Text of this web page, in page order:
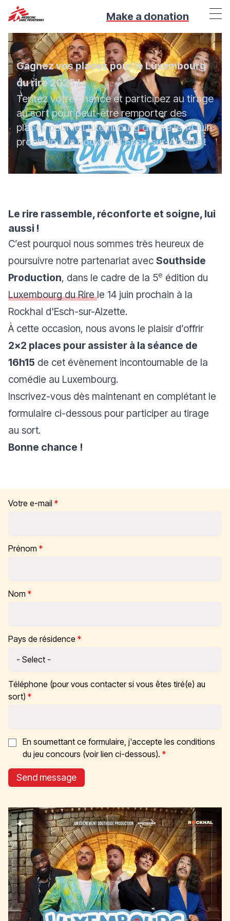
Make a donation
Gagnez vos places pour le Luxembourg
du rire 2025 !
Tentez votre chance et participez au tirage
au sort pour peut-être remporter des
places pour le Luxembourg du rire le 14 juin
prochain à la Rockhal d'Esch-sur-Alzette !
Le rire rassemble, réconforte et soigne, lui
aussi !
C’est pourquoi nous sommes très heureux de
poursuivre notre partenariat avec Southside
Production, dans le cadre de la 5e édition du
Luxembourg du Rirele 14 juin prochain à la
Rockhal d'Esch-sur-Alzette.
À cette occasion, nous avons le plaisir d’offrir
2x2 places pour assister à la séance de
16h15 de cet évènement incontournable de la
comédie au Luxembourg.
Inscrivez-vous dès maintenant en complétant le
formulaire ci-dessous pour participer au tirage
au sort.
Bonne chance !
Votre e-mail
Prénom
Nom
Pays de résidence
Téléphone (pour vous contacter si vous êtes tiré(e) au
sort)
En soumettant ce formulaire, j'accepte les conditions
du jeu concours (voir lien ci-dessous).
Send message